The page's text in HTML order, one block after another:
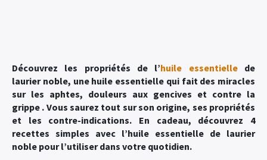
Découvrez les propriétés de l’huile essentiellede
laurier noble, une huile essentielle qui fait des miracles
sur les aphtes, douleurs aux gencives et contre la
grippe . Vous saurez tout sur son origine, ses propriétés
et les contre-indications. En cadeau, découvrez 4
recettes simples avec l’huile essentielle de laurier
noble pour l’utiliser dans votre quotidien.